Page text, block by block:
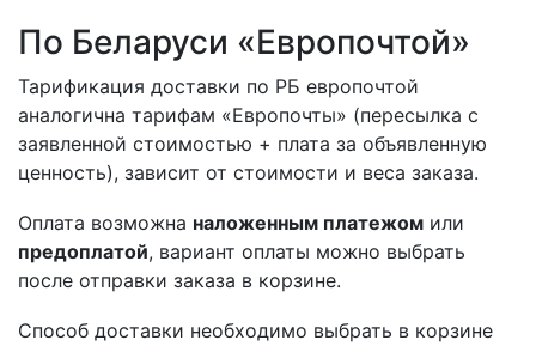
По Беларуси «Европочтой»
Тарификация доставки по РБ европочтой
аналогична тарифам «Европочты» (пересылка с
заявленной стоимостью + плата за объявленную
ценность), зависит от стоимости и веса заказа.
Оплата возможна наложенным платежом или
предоплатой, вариант оплаты можно выбрать
после отправки заказа в корзине.
Способ доставки необходимо выбрать в корзине